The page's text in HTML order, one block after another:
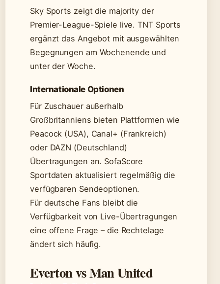
Sky Sports zeigt die majority der
Premier-League-Spiele live. TNT Sports
ergänzt das Angebot mit ausgewählten
Begegnungen am Wochenende und
unter der Woche.
Internationale Optionen
Für Zuschauer außerhalb
Großbritanniens bieten Plattformen wie
Peacock (USA), Canal+ (Frankreich)
oder DAZN (Deutschland)
Übertragungen an. SofaScore
Sportdaten aktualisiert regelmäßig die
verfügbaren Sendeoptionen.
Für deutsche Fans bleibt die
Verfügbarkeit von Live-Übertragungen
eine offene Frage – die Rechtelage
ändert sich häufig.
Everton vs Man United